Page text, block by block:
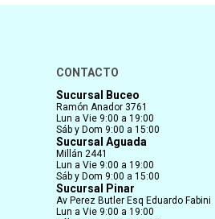
CONTACTO
Sucursal Buceo
Ramón Anador 3761
Lun a Vie 9:00 a 19:00
Sáb y Dom 9:00 a 15:00
Sucursal Aguada
Millán 2441
Lun a Vie 9:00 a 19:00
Sáb y Dom 9:00 a 15:00
Sucursal Pinar
Av Perez Butler Esq Eduardo Fabini
Lun a Vie 9:00 a 19:00